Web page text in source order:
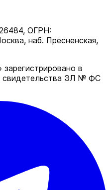
ОГРН:
наб. Пресненская,
в
свидетельства ЭЛ № ФС